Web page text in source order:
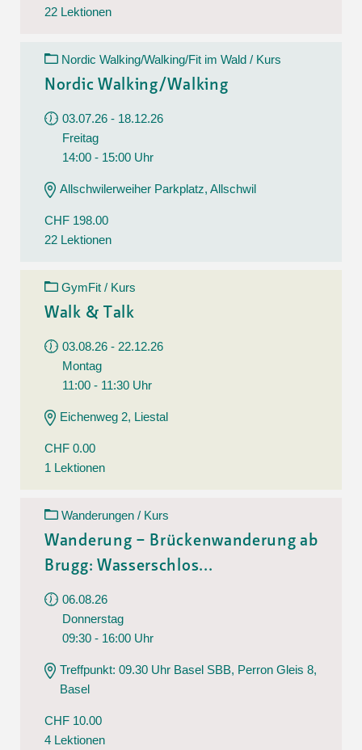
22 Lektionen
Nordic Walking/Walking/Fit im Wald / Kurs
Nordic Walking/Walking
03.07.26 - 18.12.26
Freitag
14:00 - 15:00 Uhr
Allschwilerweiher Parkplatz, Allschwil
CHF 198.00
22 Lektionen
GymFit / Kurs
Walk & Talk
03.08.26 - 22.12.26
Montag
11:00 - 11:30 Uhr
Eichenweg 2, Liestal
CHF 0.00
1 Lektionen
Wanderungen / Kurs
Wanderung – Brückenwanderung ab
Brugg: Wasserschlos...
06.08.26
Donnerstag
09:30 - 16:00 Uhr
Treffpunkt: 09.30 Uhr Basel SBB, Perron Gleis 8,
Basel
CHF 10.00
4 Lektionen